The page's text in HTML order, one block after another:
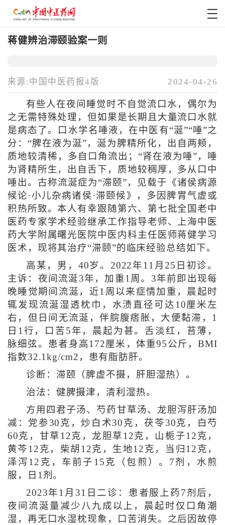
蒋健辨治滞颐验案一则
来源:中国中医药报4版 2024-04-26
有些人在夜间睡觉时不自觉流口水，偶尔为
之无需特殊处理，但如果是长期且大量流口水就
是病态了。口水学名唾液，在中医有“涎”“唾”之
分：“脾在液为涎”，涎为脾精所化，出自两颊，
质地较清稀，多自口角流出；“肾在液为唾”，唾
为肾精所生，出自舌下，质地较稠厚，多从口中
唾出。古称流涎症为“滞颐”，见载于《诸侯病源
候论·小儿杂病诸侯·滞颐候》，多因脾胃气虚或
积热所致。本人有幸跟随第六、第七批全国老中
医药专家学术经验继承工作指导老师、上海中医
药大学附属曙光医院中医内科主任医师蒋健学习
医术，现将其治疗“滞颐”的临床经验总结如下。
高某，男，40岁。2022年11月25日初诊。
主诉：夜间流涎3年，加重1周。3年前即出现每
晚睡觉期间流涎，近1周以来症情加重，晨起时
辄发现流涎湿透枕巾，水渍直径可达10厘米左
右，但日间无流涎，伴脘腹痞胀，大便黏滞，1
日1行，口苦5年，晨起为甚。舌淡红，苔薄，
脉细弦。患者身高172厘米，体重95公斤，BMI
指数32.1kg/cm2，患有脂肪肝。
诊断：滞颐（脾虚不摄，肝胆湿热）。
治法：健脾摄津，清利湿热。
方用四君子汤、芍药甘草汤、龙胆泻肝汤加
减：党参30克，炒白术30克，茯苓30克，白芍
60克，甘草12克，龙胆草12克，山栀子12克，
黄芩12克，柴胡12克，生地12克，当归12克，
泽泻12克，车前子15克（包煎）。7剂，水煎
服，日1剂。
2023年1月31日二诊：患者服上药7剂后，
夜间流涎量减少八九成以上，晨起时仅口角潮
湿，再无口水湿枕现象，口苦消失。之后因故停